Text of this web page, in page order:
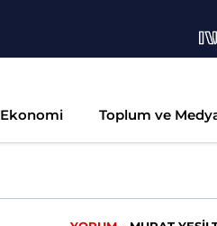
Ekonomi Toplum ve